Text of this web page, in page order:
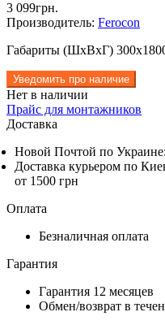
3 099грн.
Производитель: Ferocon
Габариты (ШхВхГ)
Уведомить про наличие
Нет в наличии
Прайс для монтажников
Доставка
Новой Почтой по
Доставка курьером по
от 1500 грн
Оплата
Безналичная оплата
Гарантия
Гарантия 12 месяцев
Обмен/возврат в